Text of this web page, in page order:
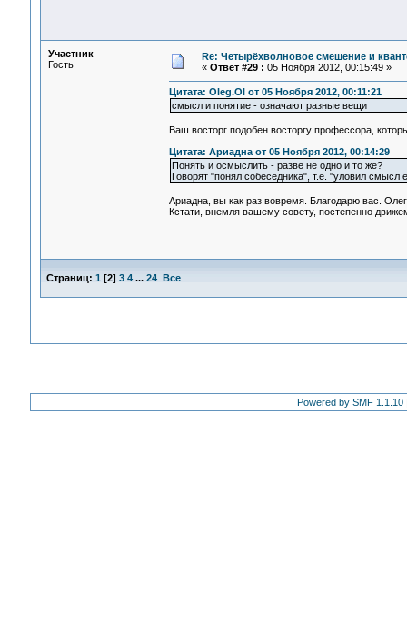
Участник
Гость
Re: Четырёхволновое смешение и
« Ответ #29 : 05 Ноября 2012, 00:15:49 »
Цитата: Oleg.Ol от 05 Ноября 2012, 00:11:21
смысл и понятие - означают разные вещи
Ваш восторг подобен восторгу профессора,
Цитата: Ариадна от 05 Ноября 2012, 00:14:29
Понять и осмыслить - разве не одно и то же?
Говорят "понял собеседника", т.е. "уловил смысл
Ариадна, вы как раз вовремя. Благодарю вас.
Кстати, внемля вашему совету, постепенно
Страниц: 1 [2] 3 4 ... 24 Все
Powered by SMF 1.1.10